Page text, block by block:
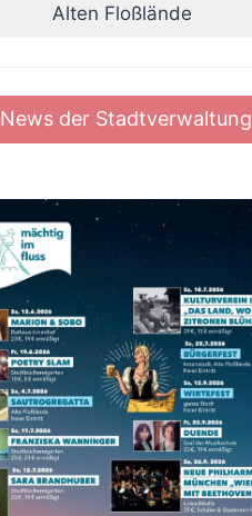
Alten Floßlände
News der Stadtverwaltung